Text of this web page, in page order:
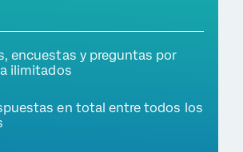
encuestas y preguntas por
ilimitados
en total entre todos los